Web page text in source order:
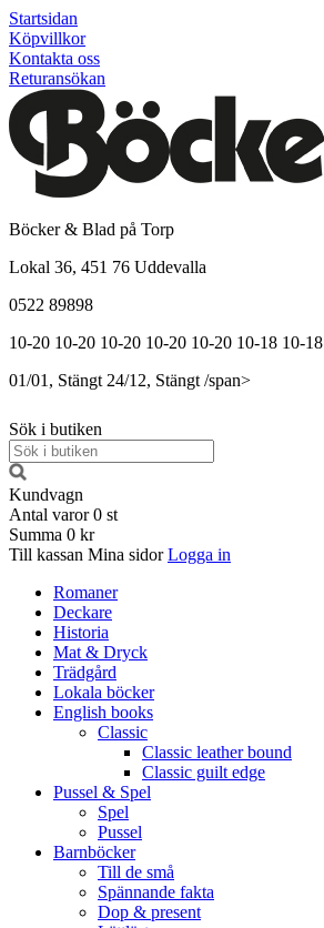
Startsidan
Köpvillkor
Kontakta oss
Returansökan
Böcker & Blad på Torp
Lokal 36, 451 76 Uddevalla
0522 89898
10-20 10-20 10-20 10-20 10-20 10-18 10-18
01/01, Stängt 24/12, Stängt /span>
Sök i butiken
Kundvagn
Antal varor 0 st
Summa 0 kr
Till kassan Mina sidor Logga in
Romaner
Deckare
Historia
Mat & Dryck
Trädgård
Lokala böcker
English books
Classic
Classic leather bound
Classic guilt edge
Pussel & Spel
Spel
Pussel
Barnböcker
Till de små
Spännande fakta
Dop & present